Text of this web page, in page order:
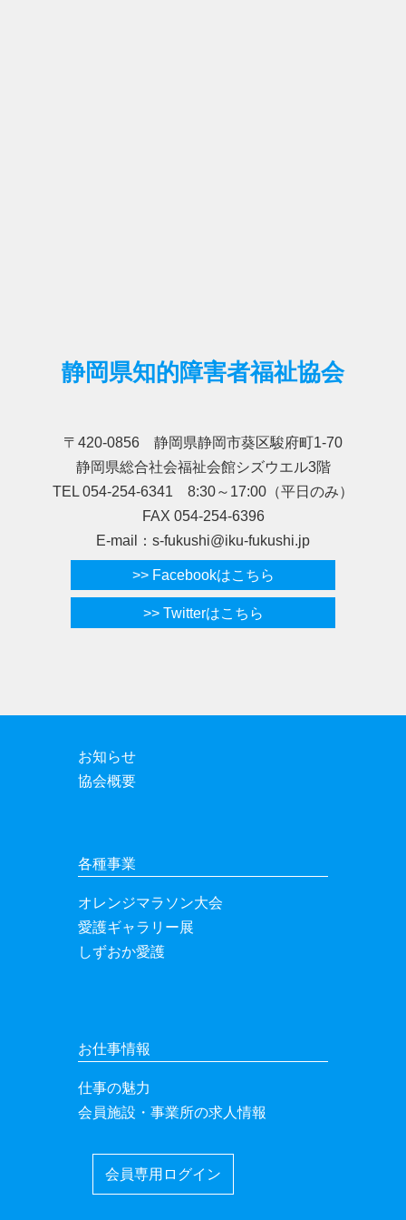
静岡県知的障害者福祉協会
〒420-0856 静岡県静岡市葵区駿府町1-70
静岡県総合社会福祉会館シズウエル3階
TEL 054-254-6341 8:30～17:00（平日のみ）
FAX 054-254-6396
E-mail：s-fukushi@iku-fukushi.jp
>> Facebookはこちら
>> Twitterはこちら
お知らせ
協会概要
各種事業
オレンジマラソン大会
愛護ギャラリー展
しずおか愛護
お仕事情報
仕事の魅力
会員施設・事業所の求人情報
会員専用ログイン